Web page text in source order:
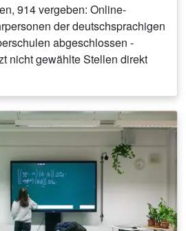
914 vergeben: Online-
der deutschsprachigen
abgeschlossen -
nicht gewählte Stellen direkt